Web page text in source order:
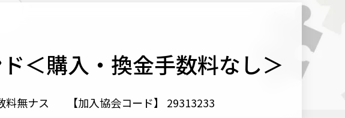
＜購入・換金手数料なし＞
料無ナス 【加入協会コード】 29313233